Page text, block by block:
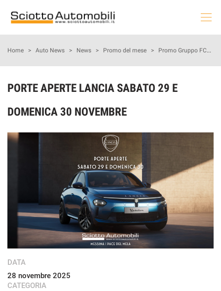
HOME
PRENOTA LA TUA MANUTENZIONE
I NOSTRI SERVIZI
AREA COMMERCIANTI
Home > Auto News > News > Promo del mese > Promo Gruppo FCA
PORTE APERTE LANCIA SABATO 29 E
DOMENICA 30 NOVEMBRE
DATA
28 novembre 2025
CATEGORIA